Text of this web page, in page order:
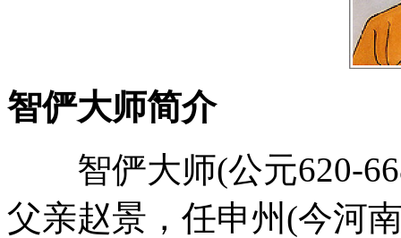
智俨大师简介
智俨大师(公元620-
父亲赵景，任申州(今河